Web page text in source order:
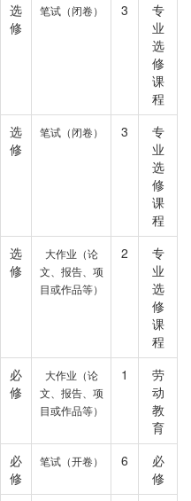
选
修
笔试（闭卷） 3
专
业
选
修
课
程
选
修
笔试（闭卷） 3
专
业
选
修
课
程
选
修
大作业（论
文、报告、项
目或作品等）
2
专
业
选
修
课
程
必
修
大作业（论
文、报告、项
目或作品等）
1
劳
动
教
育
必
修
笔试（开卷） 6
必
修